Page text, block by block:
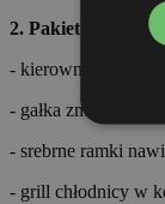
2. Pakiet
- kierownica
- gałka zmiany
- srebrne ramki
- grill chłodnicy w